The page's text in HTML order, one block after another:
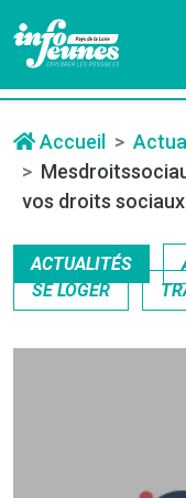
Accueil
vos droits
ACTUALITÉS
SE LOGER